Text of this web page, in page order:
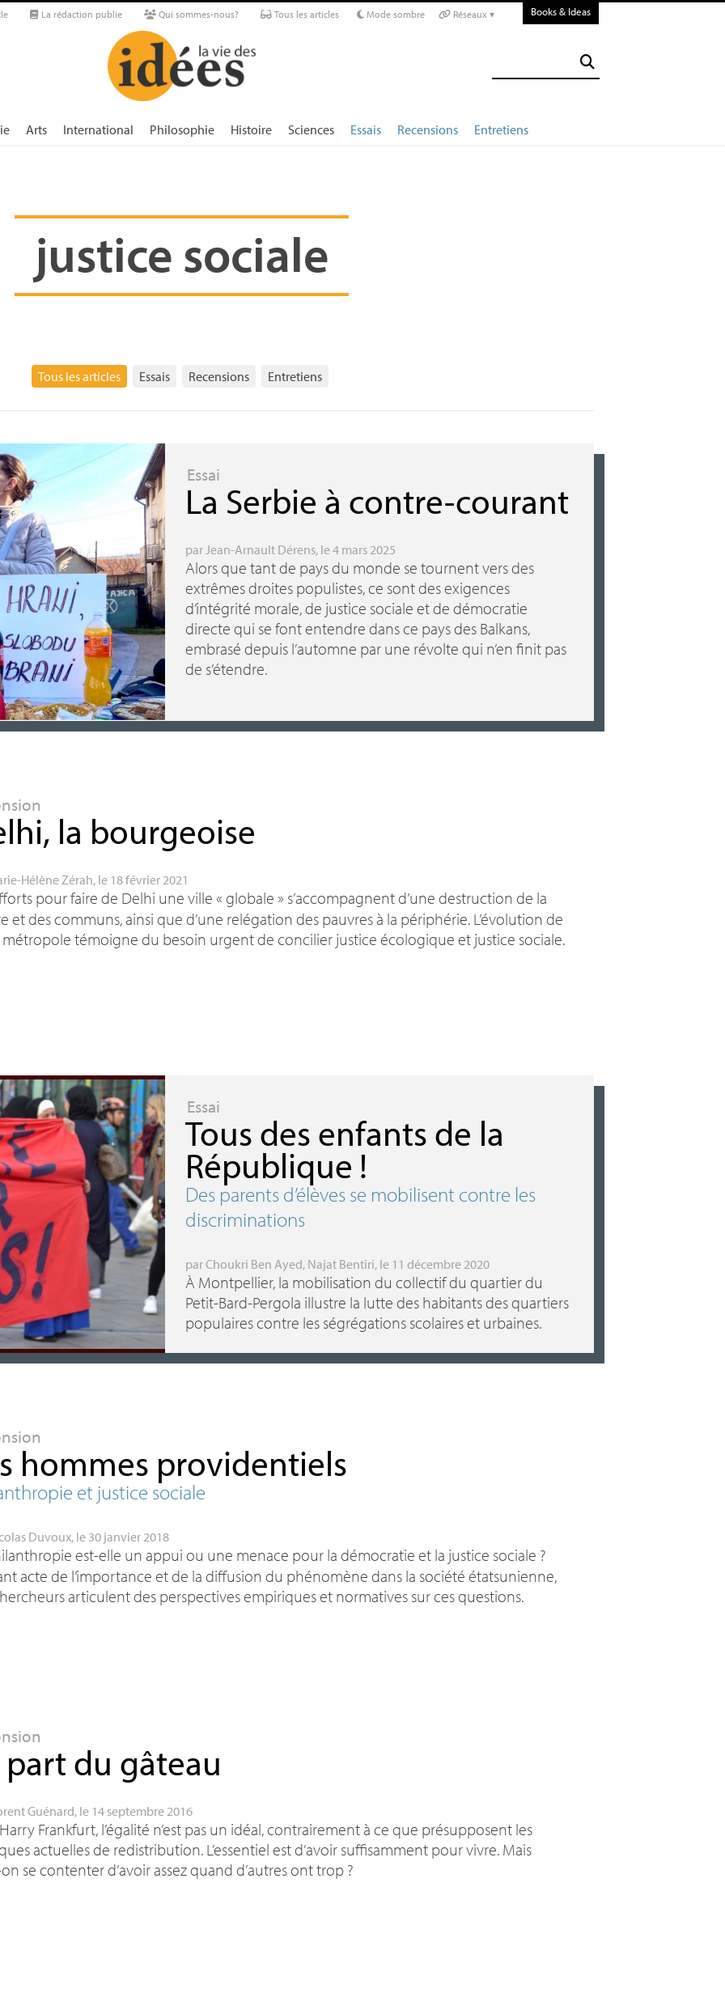
La rédaction publie Qui sommes-nous? Tous les articles Mode sombre Réseaux ▾ Books & Ideas
Arts International Philosophie Histoire Sciences Essais Recensions Entretiens
justice sociale
Tous les articles Essais Recensions Entretiens
Essai
La Serbie à contre-courant
par Jean-Arnault Dérens, le 4 mars 2025
Alors que tant de pays du monde se tournent vers des
extrêmes droites populistes, ce sont des exigences
d’intégrité morale, de justice sociale et de démocratie
directe qui se font entendre dans ce pays des Balkans,
embrasé depuis l’automne par une révolte qui n’en finit pas
de s’étendre.
la bourgeoise
Hélène Zérah, le 18 février 2021
pour faire de Delhi une ville « globale » s’accompagnent d’une destruction de la
et des communs, ainsi que d’une relégation des pauvres à la périphérie. L’évolution de
témoigne du besoin urgent de concilier justice écologique et justice sociale.
Essai
Tous des enfants de la
République !
Des parents d’élèves se mobilisent contre les
discriminations
parChoukri Ben Ayed, Najat Bentiri, le 11 décembre 2020
À Montpellier, la mobilisation du collectif du quartier du
Petit-Bard-Pergola illustre la lutte des habitants des quartiers
populaires contre les ségrégations scolaires et urbaines.
hommes providentiels
et justice sociale
Duvoux, le 30 janvier 2018
est-elle un appui ou une menace pour la démocratie et la justice sociale ?
acte de l’importance et de la diffusion du phénomène dans la société étatsunienne,
articulent des perspectives empiriques et normatives sur ces questions.
part du gâteau
Guénard, le 14 septembre 2016
Frankfurt, l’égalité n’est pas un idéal, contrairement à ce que présupposent les
actuelles de redistribution. L’essentiel est d’avoir suffisamment pour vivre. Mais
se contenter d’avoir assez quand d’autres ont trop ?